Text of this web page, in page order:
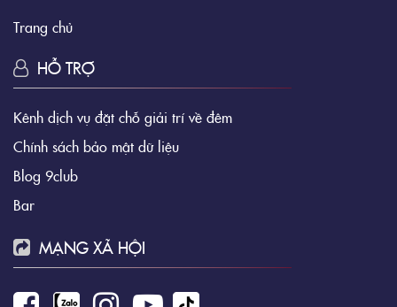
Trang chủ
HỖ TRỢ
Kênh dịch vụ đặt chỗ giải trí về đêm
Chính sách bảo mật dữ liệu
Blog 9club
Bar
MẠNG XÃ HỘI